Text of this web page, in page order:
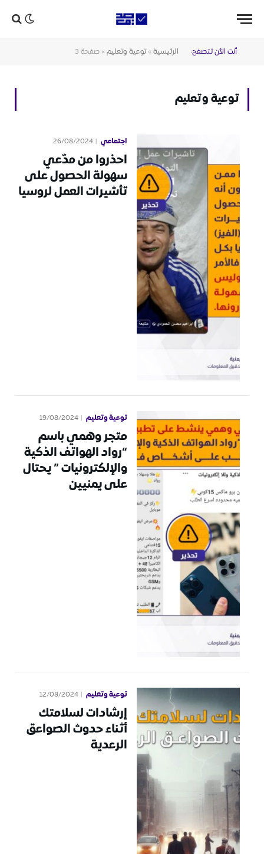
أنت الآن تتصفح: الرئيسية »توعية وتعليم » صفحة 3
توعية وتعليم
اجتماعي 26/08/2024
احذروا من مدّعي
سهولة الحصول على
تأشيرات العمل لروسيا
توعية وتعليم 19/08/2024
متجر وهمي باسم
“رواد الهواتف الذكية
والإلكترونيات ” يحتال
على يمنيين
توعية وتعليم 12/08/2024
إرشادات لسلامتك
أثناء حدوث الصواعق
الرعدية